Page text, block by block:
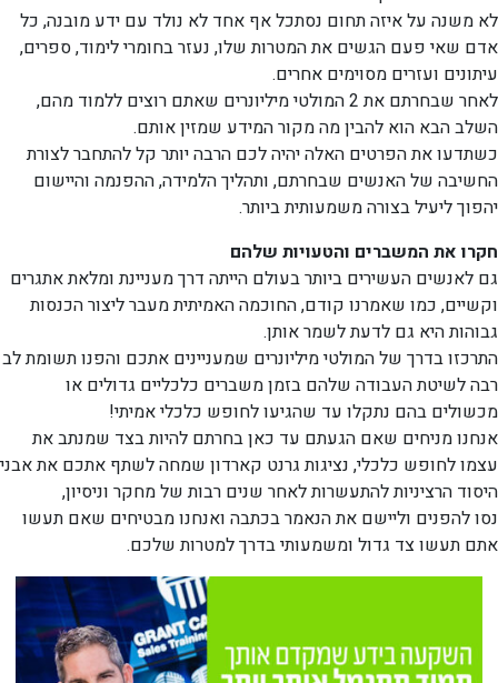
לא משנה על איזה תחום נסתכל אף אחד לא נולד עם ידע מובנה, כל
אדם שאי פעם הגשים את המטרות שלו, נעזר בחומרי לימוד, ספרים,
עיתונים ועזרים מסוימים אחרים.
לאחר שבחרתם את 2 המולטי מיליונרים שאתם רוצים ללמוד מהם,
השלב הבא הוא להבין מה מקור המידע שמזין אותם.
כשתדעו את הפרטים האלה יהיה לכם הרבה יותר קל להתחבר לצורת
החשיבה של האנשים שבחרתם, ותהליך הלמידה, ההפנמה והיישום
יהפוך ליעיל בצורה משמעותית ביותר.
חקרו את המשברים והטעויות שלהם
גם לאנשים העשירים ביותר בעולם הייתה דרך מעניינת ומלאת אתגרים
וקשיים, כמו שאמרנו קודם, החוכמה האמיתית מעבר ליצור הכנסות
גבוהות היא גם לדעת לשמר אותן.
התרכזו בדרך של המולטי מיליונרים שמעניינים אתכם והפנו תשומת לב
רבה לשיטת העבודה שלהם בזמן משברים כלכליים גדולים או
מכשולים בהם נתקלו עד שהגיעו לחופש כלכלי אמיתי!
אנחנו מניחים שאם הגעתם עד כאן בחרתם להיות בצד שמנתב את
עצמו לחופש כלכלי, נציגות גרנט קארדון שמחה לשתף אתכם את אבני
היסוד הרציניות להתעשרות לאחר שנים רבות של מחקר וניסיון,
נסו להפנים וליישם את הנאמר בכתבה ואנחנו מבטיחים שאם תעשו
אתם תעשו צד גדול ומשמעותי בדרך למטרות שלכם.